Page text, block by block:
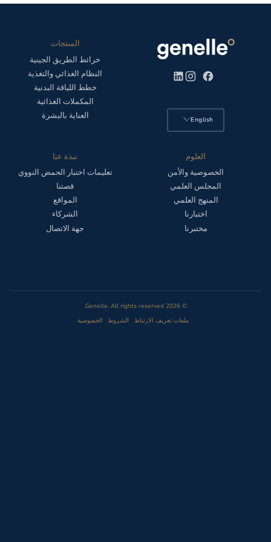
تصحيح 'نقاط الضعف' الكامنة في حمضك النووي.
English
المنتجات
خرائط الطريق الجينية
النظام الغذائي والتغذية
خطط اللياقة البدنية
المكملات الغذائية
العناية بالبشرة
العلوم
الخصوصية والأمن
المجلس العلمي
المنهج العلمي
اختبارنا
مختبرنا
نبذة عنا
تعليمات اختبار الحمض النووي
قصتنا
المواقع
الشركاء
جهة الاتصال
©
2026
الخصوصية
الشروط ملفات تعريف الارتباط